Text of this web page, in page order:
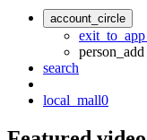
account_circle
exit_to_app
person_add
search
local_mall0